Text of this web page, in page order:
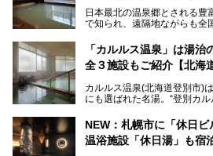
地体験し、独自の視点で豊富
ート。温泉地概要や日帰り入
日本最北の温泉郷とされる豊
で知られ、遠隔地ながらも全
「川島旅館」は、豊富温泉
館。とりわけ温泉の良さと名
の温泉や料理をはじめ、パブ
全貌を徹底的にご紹介します
「カルルス温泉」は湯
全３施設もご紹介【北海
カルルス温泉(北海道登別市)
にも選ばれた名湯。“登別カル
豊かな登別温泉とは対照的な
残る閑静な温泉地です。
NEW：札幌市に「休日ビ
温浴施設「休日湯」も宿